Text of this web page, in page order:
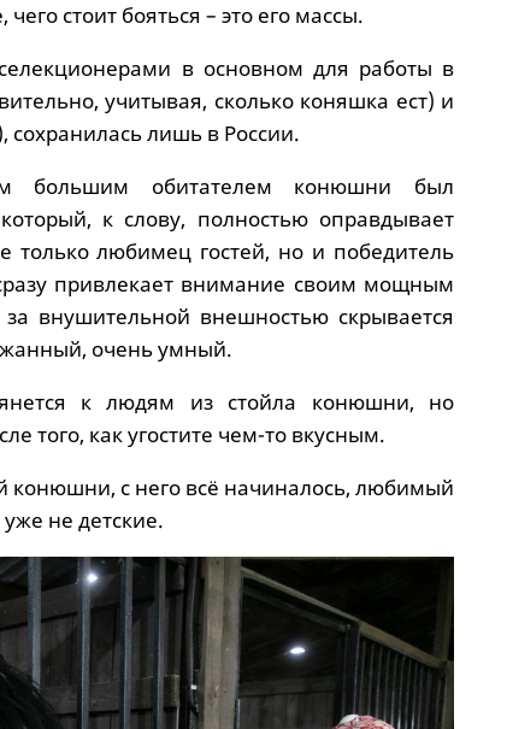
стоит бояться – это его массы.
в основном для работы в
учитывая, сколько коняшка ест) и
сохранилась лишь в России.
большим обитателем конюшни был
к слову, полностью оправдывает
только любимец гостей, но и победитель
привлекает внимание своим мощным
внушительной внешностью скрывается
очень умный.
к людям из стойла конюшни, но
того, как угостите чем-то вкусным.
конюшни, с него всё начиналось, любимый
не детские.